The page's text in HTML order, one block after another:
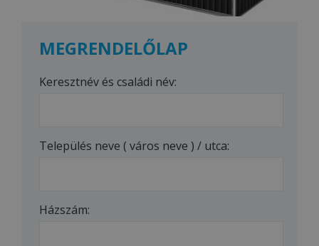
MEGRENDELŐLAP
Keresztnév és családi név:
Település neve ( város neve ) / utca:
Házszám: